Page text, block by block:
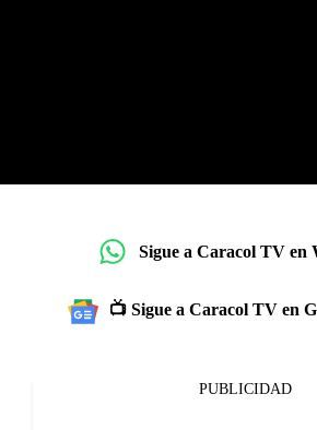
Sigue a Caracol TV en
📺 Sigue a Caracol TV en
PUBLICIDAD